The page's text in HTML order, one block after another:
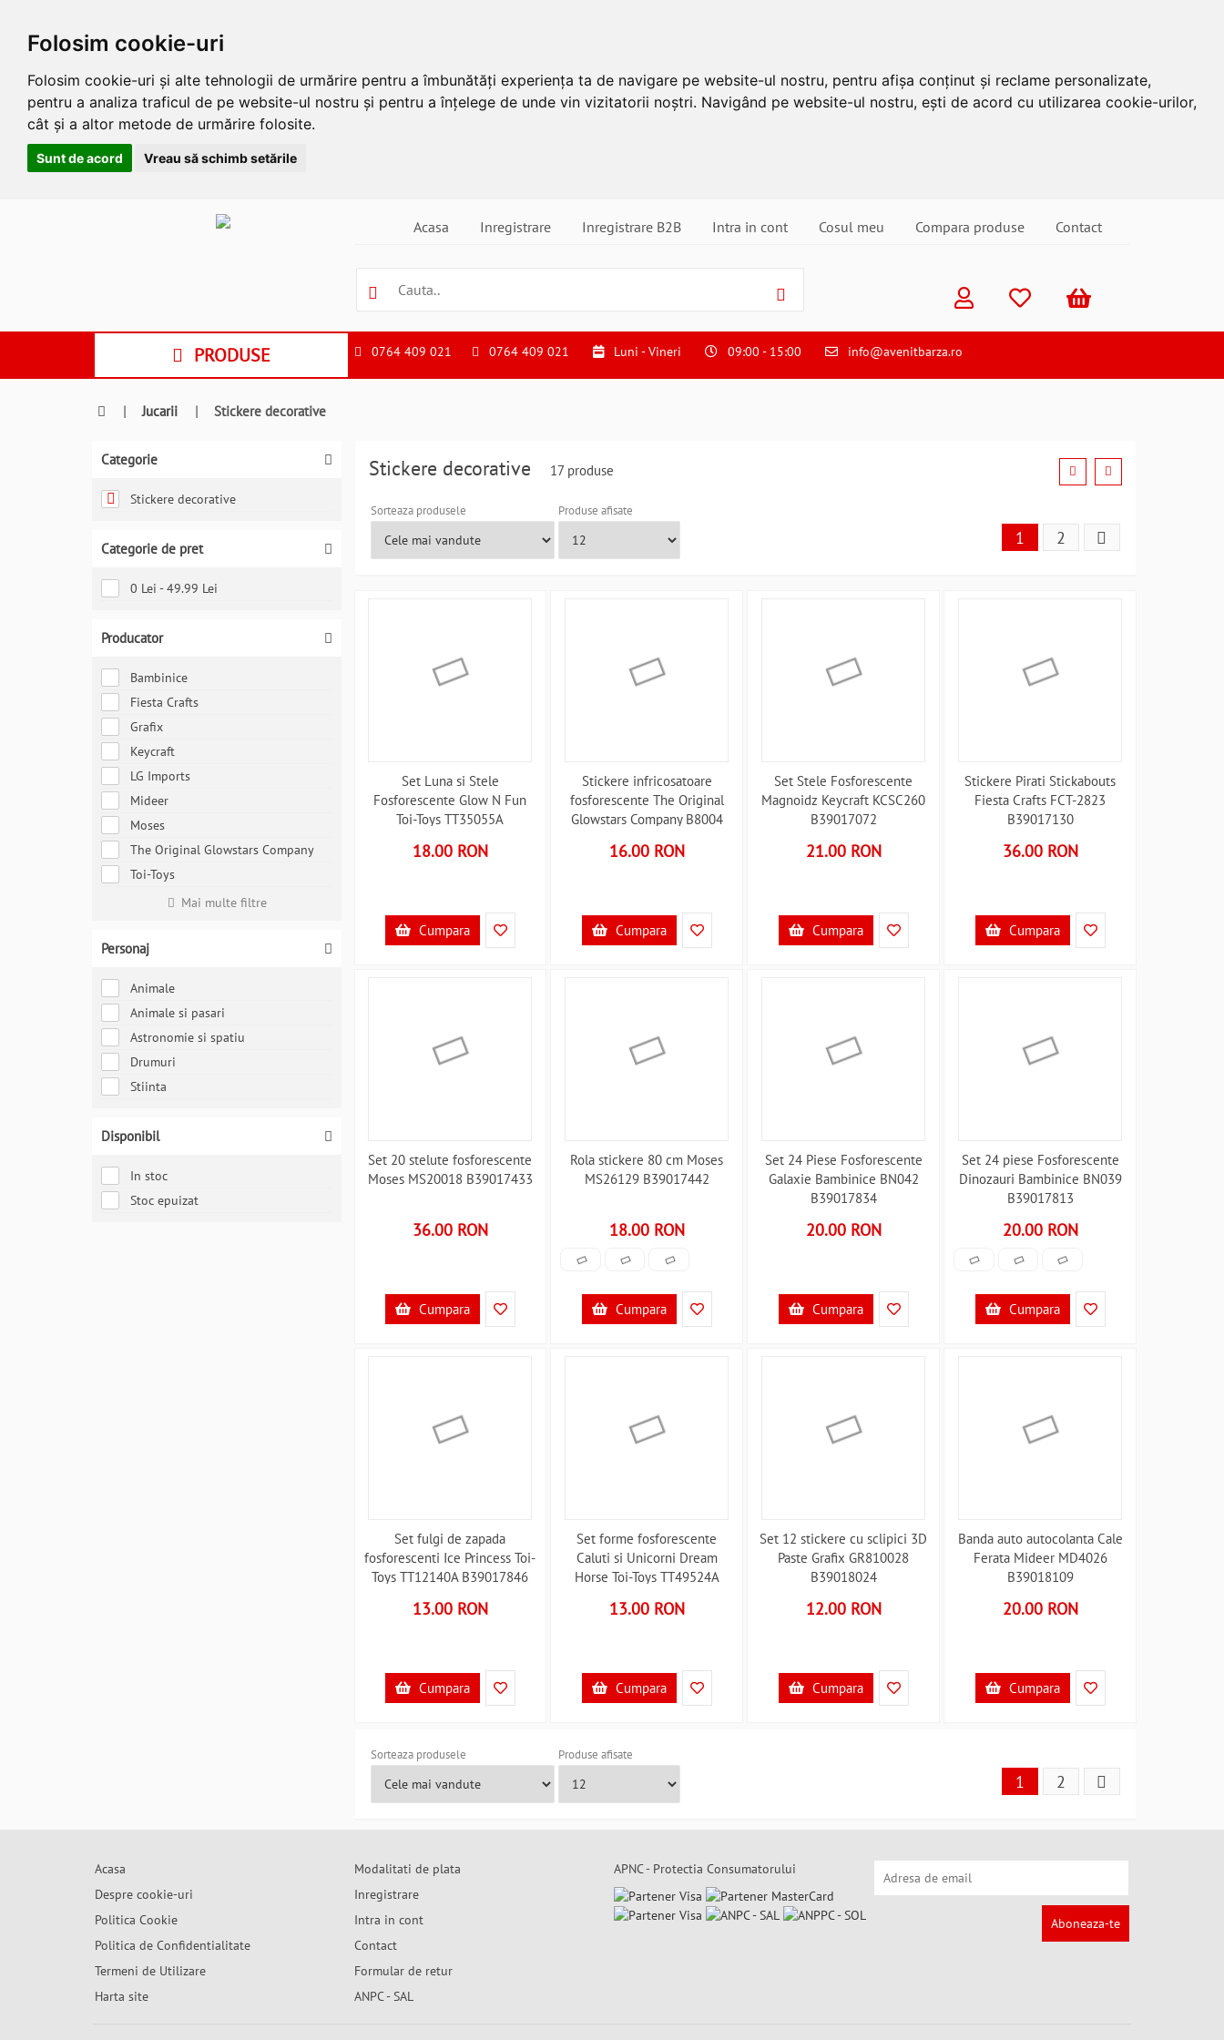
Folosim cookie-uri
Folosim cookie-uri și alte tehnologii de urmărire pentru a îmbunătăți experiența ta de navigare pe website-ul nostru, pentru afișa conținut și reclame personalizate,
pentru a analiza traficul de pe website-ul nostru și pentru a înțelege de unde vin vizitatorii noștri. Navigând pe website-ul nostru, ești de acord cu utilizarea cookie-urilor,
cât și a altor metode de urmărire folosite.
Sunt de acord Vreau să schimb setările
a
Acasa Inregistrare Inregistrare B2B Intra in cont Cosul meu Compara produse Contact
PRODUSE 0764 409 021 0764 409 021 Luni - Vineri 09:00 - 15:00 info@avenitbarza.ro
| Jucarii | Stickere decorative
Categorie
Stickere decorative
Categorie de pret
0 Lei - 49.99 Lei
Producator
Bambinice
Fiesta Crafts
Grafix
Keycraft
LG Imports
Mideer
Moses
The Original Glowstars Company
Toi-Toys
Mai multe filtre
Personaj
Animale
Animale si pasari
Astronomie si spatiu
Drumuri
Stiinta
Disponibil
In stoc
Stoc epuizat
Stickere decorative 17 produse
Sorteaza produsele Produse afisate
1 2
Set Luna si Stele
Fosforescente Glow N Fun
Toi-Toys TT35055A
18.00 RON
Cumpara
Stickere infricosatoare
fosforescente The Original
Glowstars Company B8004
16.00 RON
Cumpara
Set Stele Fosforescente
Magnoidz Keycraft KCSC260
B39017072
21.00 RON
Cumpara
Stickere Pirati Stickabouts
Fiesta Crafts FCT-2823
B39017130
36.00 RON
Cumpara
Set 20 stelute fosforescente
Moses MS20018 B39017433
36.00 RON
Cumpara
Rola stickere 80 cm Moses
MS26129 B39017442
18.00 RON
Cumpara
Set 24 Piese Fosforescente
Galaxie Bambinice BN042
B39017834
20.00 RON
Cumpara
Set 24 piese Fosforescente
Dinozauri Bambinice BN039
B39017813
20.00 RON
Cumpara
Set fulgi de zapada
fosforescenti Ice Princess Toi-
Toys TT12140A B39017846
13.00 RON
Cumpara
Set forme fosforescente
Caluti si Unicorni Dream
Horse Toi-Toys TT49524A
13.00 RON
Cumpara
Set 12 stickere cu sclipici 3D
Paste Grafix GR810028
B39018024
12.00 RON
Cumpara
Banda auto autocolanta Cale
Ferata Mideer MD4026
B39018109
20.00 RON
Cumpara
Sorteaza produsele Produse afisate
1 2
Acasa
Despre cookie-uri
Politica Cookie
Politica de Confidentialitate
Termeni de Utilizare
Harta site
Modalitati de plata
Inregistrare
Intra in cont
Contact
Formular de retur
ANPC - SAL
APNC - Protectia Consumatorului
Aboneaza-te